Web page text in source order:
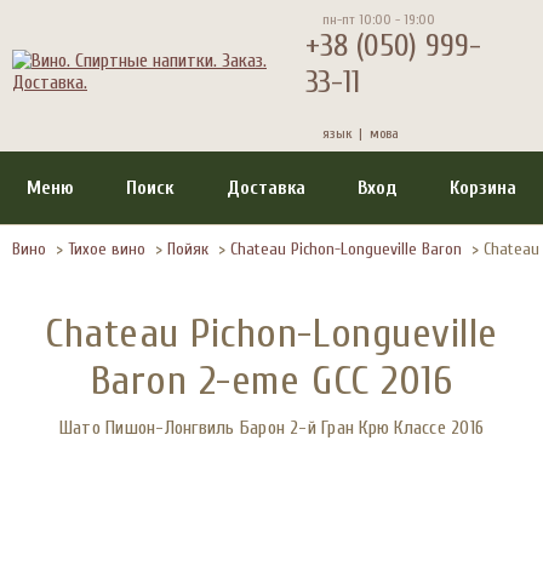
пн-пт 10:00 - 19:00
+38 (050) 999-
33-11
язык | мова
Меню Поиск Доставка Вход Корзина
Вино > Тихое вино > Пойяк > Chateau Pichon-Longueville Baron > Chateau
Chateau Pichon-Longueville
Baron 2-eme GCC 2016
Шато Пишон-Лонгвиль Барон 2-й Гран Крю Классе 2016